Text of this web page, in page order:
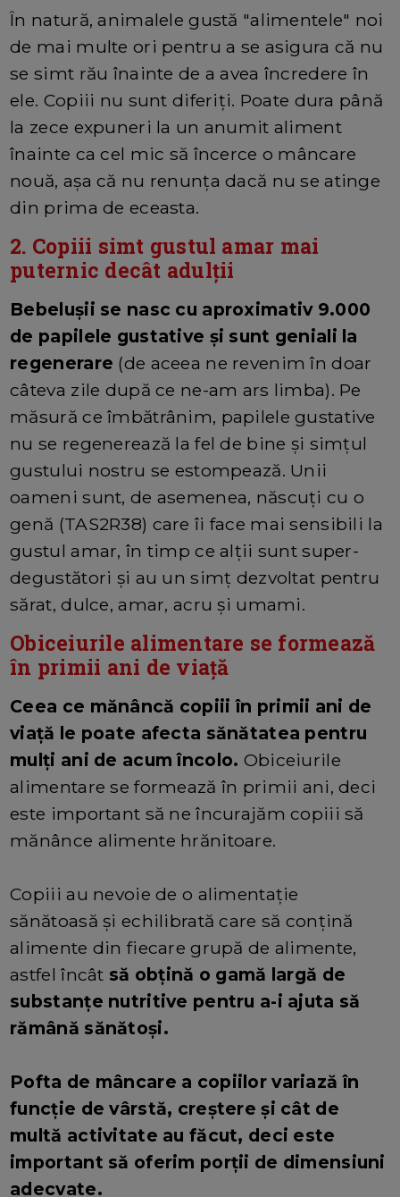
În natură, animalele gustă "alimentele" noi
de mai multe ori pentru a se asigura că nu
se simt rău înainte de a avea încredere în
ele. Copiii nu sunt diferiți. Poate dura până
la zece expuneri la un anumit aliment
înainte ca cel mic să încerce o mâncare
nouă, așa că nu renunța dacă nu se atinge
din prima de eceasta.
2. Copiii simt gustul amar mai
puternic decât adulții
Bebelușii se nasc cu aproximativ 9.000
de papilele gustative și sunt geniali la
regenerare (de aceea ne revenim în doar
câteva zile după ce ne-am ars limba). Pe
măsură ce îmbătrânim, papilele gustative
nu se regenerează la fel de bine și simțul
gustului nostru se estompează. Unii
oameni sunt, de asemenea, născuți cu o
genă (TAS2R38) care îi face mai sensibili la
gustul amar, în timp ce alții sunt super-
degustători și au un simț dezvoltat pentru
sărat, dulce, amar, acru și umami.
Obiceiurile alimentare se formează
în primii ani de viață
Ceea ce mănâncă copiii în primii ani de
viață le poate afecta sănătatea pentru
mulți ani de acum încolo. Obiceiurile
alimentare se formează în primii ani, deci
este important să ne încurajăm copiii să
mănânce alimente hrănitoare.
Copiii au nevoie de o alimentație
sănătoasă și echilibrată care să conțină
alimente din fiecare grupă de alimente,
astfel încât să obțină o gamă largă de
substanțe nutritive pentru a-i ajuta să
rămână sănătoși.
Pofta de mâncare a copiilor variază în
funcție de vârstă, creștere și cât de
multă activitate au făcut, deci este
important să oferim porții de dimensiuni
adecvate.